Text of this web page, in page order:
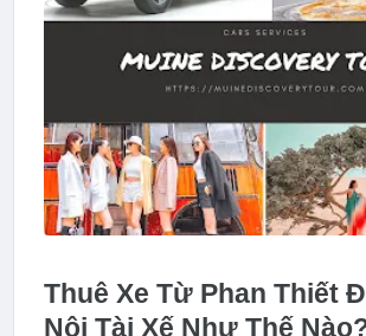
Thuê Xe Từ Phan Thiết
Nội Tài Xế Như Thế